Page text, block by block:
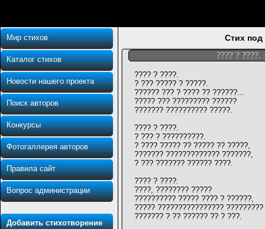
Мир стихов
Каталог стихов
Новости нашего проекта
Поиск авторов
Конкурсы
Фотогаллерея авторов
Правила сайт
Вопрос администрации
Добавить стихотворение
Стих
???? ? ????.
???? ? ????.
? ??? ????? ? ?????.
?????? ??? ? ???? ?? ??????...
????? ??? ????????? ??????
??????? ?????????? ?????.
???? ? ????.
? ??? ? ??????????.
? ???? ????? ?? ????? ?? ?????,
??????? ????????????? ???????,
? ??? ??????? ?????? ????.
???? ? ????.
????, ???????? ?????
?????????? ????? ???? ? ??????,
????? ???????????????? ?????????
??????? ? ?? ?????? ?? ? ???.